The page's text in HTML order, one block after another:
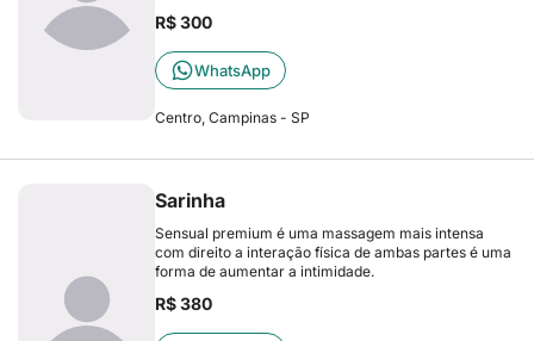
R$ 300
WhatsApp
Centro, Campinas - SP
Sarinha
Sensual premium é uma massagem mais intensa
com direito a interação física de ambas partes é uma
forma de aumentar a intimidade.
R$ 380